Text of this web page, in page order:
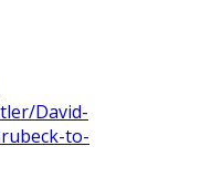
David-
to-